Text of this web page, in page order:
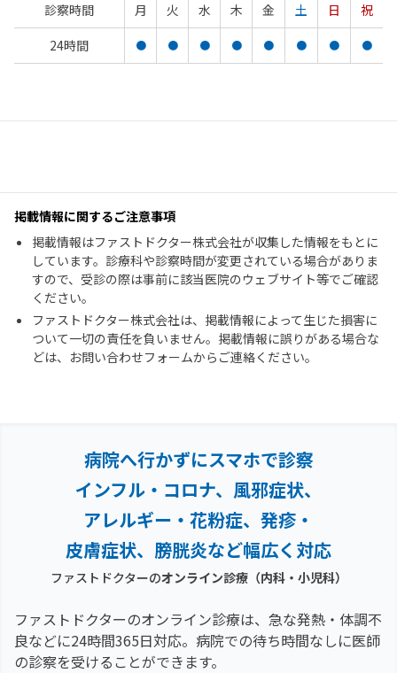
診察時間 月 火 水 木 金 土 日
祝
24時間
● ● ● ● ● ● ● ●
掲載情報に関するご注意事項
掲載情報はファストドクター株式会社が収集した情報をもとに
しています。診療科や診察時間が変更されている場合がありま
すので、受診の際は事前に該当医院のウェブサイト等でご確認
ください。
ファストドクター株式会社は、掲載情報によって生じた損害に
ついて一切の責任を負いません。掲載情報に誤りがある場合な
どは、お問い合わせフォームからご連絡ください。
病院へ行かずにスマホで診察
インフル・コロナ、風邪症状、
アレルギー・花粉症、 発疹・
皮膚症状、膀胱炎など幅広く対応
ファストドクターのオンライン診療（内科・小児科）
ファストドクターのオンライン診療は、急な発熱・体調不
良などに24時間365日対応。 病院での待ち時間なしに医師
の診察を受けることができます。